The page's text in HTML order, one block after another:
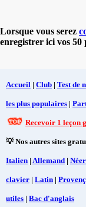
Lorsque vous serez
enregistrer ici vos 50
Accueil | Club | Test de
les plus populaires |
Recevoir 1 leçon
💡 Nos autres sites
Italien | Allemand |
clavier | Latin |
utiles | Bac d'anglais